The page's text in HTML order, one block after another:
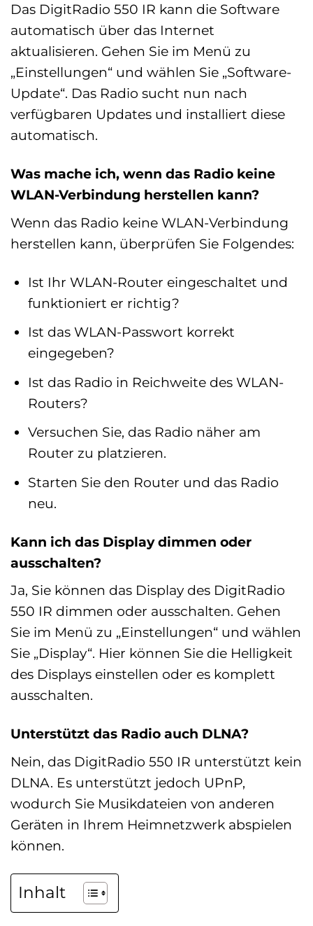
Das DigitRadio 550 IR kann die Software
automatisch über das Internet
aktualisieren. Gehen Sie im Menü zu
„Einstellungen“ und wählen Sie „Software-
Update“. Das Radio sucht nun nach
verfügbaren Updates und installiert diese
automatisch.
Was mache ich, wenn das Radio keine
WLAN-Verbindung herstellen kann?
Wenn das Radio keine WLAN-Verbindung
herstellen kann, überprüfen Sie Folgendes:
Ist Ihr WLAN-Router eingeschaltet und
funktioniert er richtig?
Ist das WLAN-Passwort korrekt
eingegeben?
Ist das Radio in Reichweite des WLAN-
Routers?
Versuchen Sie, das Radio näher am
Router zu platzieren.
Starten Sie den Router und das Radio
neu.
Kann ich das Display dimmen oder
ausschalten?
Ja, Sie können das Display des DigitRadio
550 IR dimmen oder ausschalten. Gehen
Sie im Menü zu „Einstellungen“ und wählen
Sie „Display“. Hier können Sie die Helligkeit
des Displays einstellen oder es komplett
ausschalten.
Unterstützt das Radio auch DLNA?
Nein, das DigitRadio 550 IR unterstützt kein
DLNA. Es unterstützt jedoch UPnP,
wodurch Sie Musikdateien von anderen
Geräten in Ihrem Heimnetzwerk abspielen
können.
Inhalt